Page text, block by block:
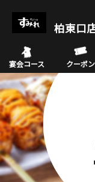
柏東口
宴会コース クーポン